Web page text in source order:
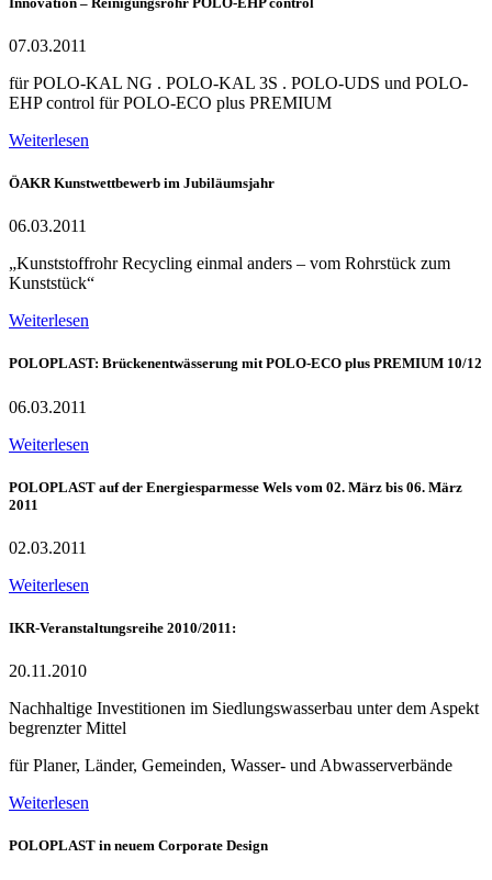
07.03.2011
für POLO-KAL NG . POLO-KAL 3S . POLO-UDS und POLO-
EHP control für POLO-ECO plus PREMIUM
Weiterlesen
ÖAKR Kunstwettbewerb im Jubiläumsjahr
06.03.2011
„Kunststoffrohr Recycling einmal anders – vom Rohrstück zum
Kunststück“
Weiterlesen
POLOPLAST: Brückenentwässerung mit POLO-ECO plus PREMIUM 10/12
06.03.2011
Weiterlesen
POLOPLAST auf der Energiesparmesse Wels vom 02. März bis 06. März
2011
02.03.2011
Weiterlesen
IKR-Veranstaltungsreihe 2010/2011:
20.11.2010
Nachhaltige Investitionen im Siedlungswasserbau unter dem Aspekt
begrenzter Mittel
für Planer, Länder, Gemeinden, Wasser- und Abwasserverbände
Weiterlesen
POLOPLAST in neuem Corporate Design